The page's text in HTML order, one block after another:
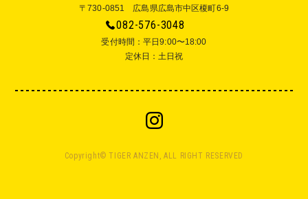
〒730-0851 広島県広島市中区榎町6-9
082-576-3048
受付時間：平⽇9:00〜18:00
定休⽇：⼟⽇祝
Copyright©︎ TIGER ANZEN, ALL RIGHT RESERVED